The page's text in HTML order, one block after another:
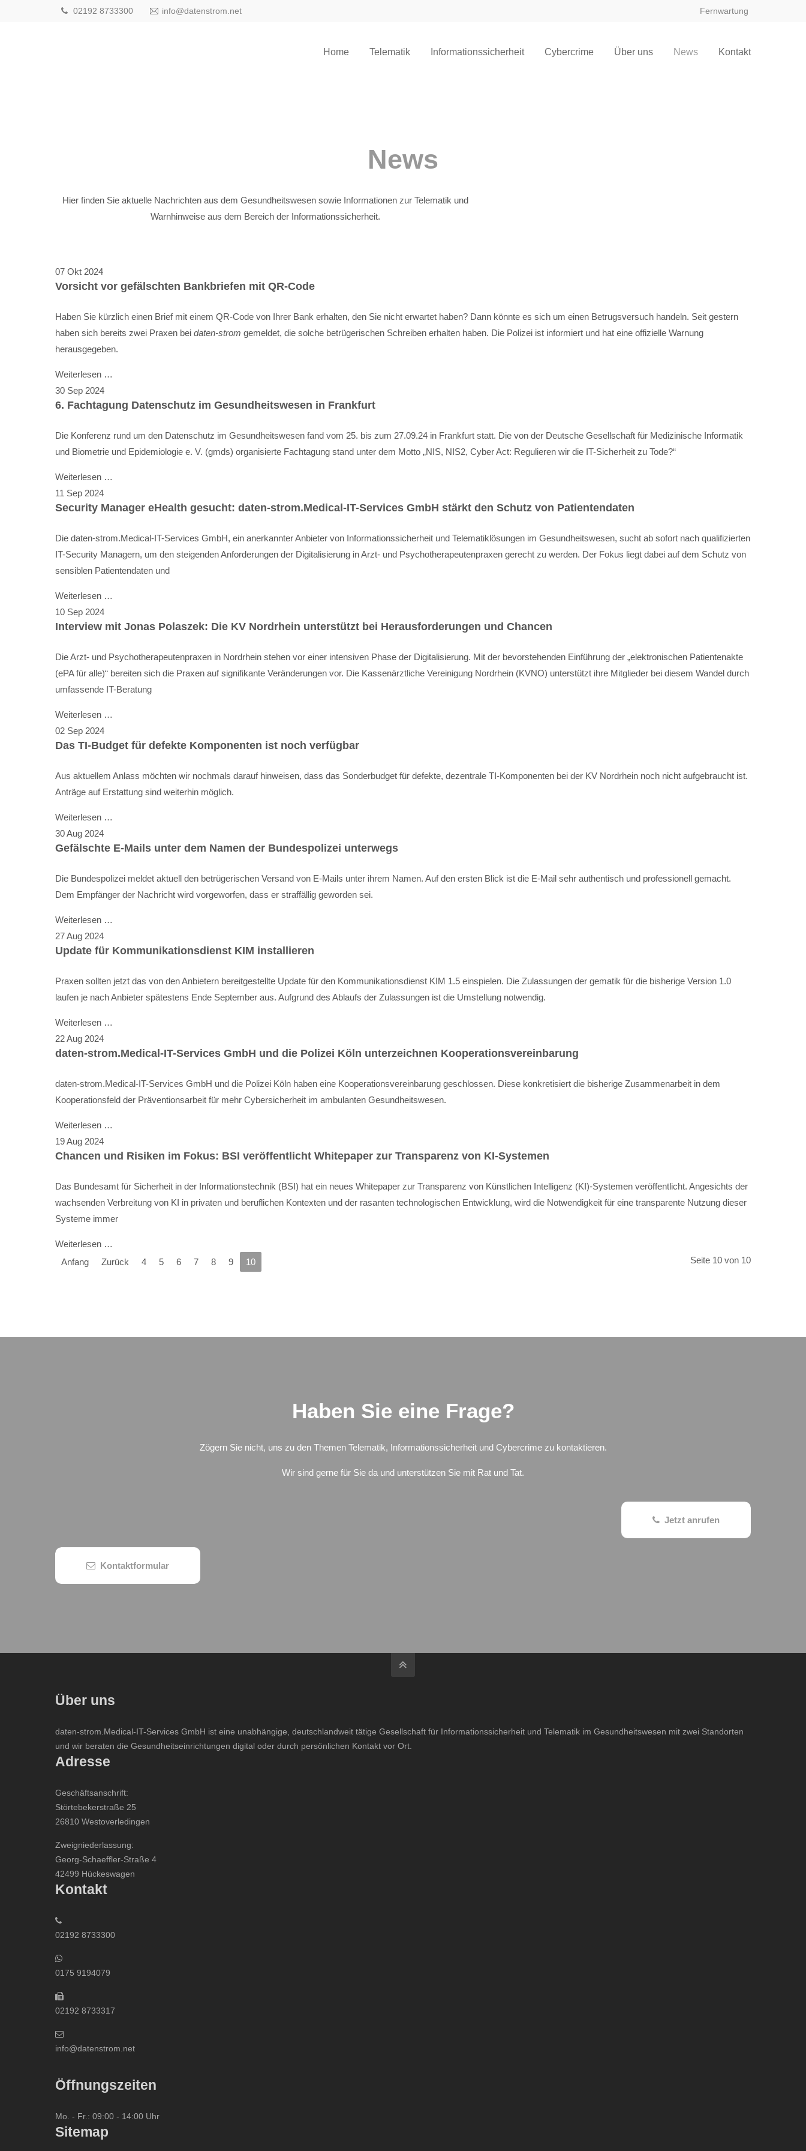
02192 8733300 info@datenstrom.net Fernwartung
Home Telematik Informationssicherheit Cybercrime Über uns News Kontakt
News
Hier finden Sie aktuelle Nachrichten aus dem Gesundheitswesen sowie Informationen zur Telematik und
Warnhinweise aus dem Bereich der Informationssicherheit.
07 Okt 2024
Vorsicht vor gefälschten Bankbriefen mit QR-Code
Haben Sie kürzlich einen Brief mit einem QR-Code von Ihrer Bank erhalten, den Sie nicht erwartet haben? Dann könnte es sich um einen Betrugsversuch handeln. Seit gestern
haben sich bereits zwei Praxen bei daten-strom gemeldet, die solche betrügerischen Schreiben erhalten haben. Die Polizei ist informiert und hat eine offizielle Warnung
herausgegeben.
Weiterlesen …
30 Sep 2024
6. Fachtagung Datenschutz im Gesundheitswesen in Frankfurt
Die Konferenz rund um den Datenschutz im Gesundheitswesen fand vom 25. bis zum 27.09.24 in Frankfurt statt. Die von der Deutsche Gesellschaft für Medizinische Informatik
und Biometrie und Epidemiologie e. V. (gmds) organisierte Fachtagung stand unter dem Motto „NIS, NIS2, Cyber Act: Regulieren wir die IT-Sicherheit zu Tode?“
Weiterlesen …
11 Sep 2024
Security Manager eHealth gesucht: daten-strom.Medical-IT-Services GmbH stärkt den Schutz von Patientendaten
Die daten-strom.Medical-IT-Services GmbH, ein anerkannter Anbieter von Informationssicherheit und Telematiklösungen im Gesundheitswesen, sucht ab sofort nach qualifizierten
IT-Security Managern, um den steigenden Anforderungen der Digitalisierung in Arzt- und Psychotherapeutenpraxen gerecht zu werden. Der Fokus liegt dabei auf dem Schutz von
sensiblen Patientendaten und
Weiterlesen …
10 Sep 2024
Interview mit Jonas Polaszek: Die KV Nordrhein unterstützt bei Herausforderungen und Chancen
Die Arzt- und Psychotherapeutenpraxen in Nordrhein stehen vor einer intensiven Phase der Digitalisierung. Mit der bevorstehenden Einführung der „elektronischen Patientenakte
(ePA für alle)“ bereiten sich die Praxen auf signifikante Veränderungen vor. Die Kassenärztliche Vereinigung Nordrhein (KVNO) unterstützt ihre Mitglieder bei diesem Wandel durch
umfassende IT-Beratung
Weiterlesen …
02 Sep 2024
Das TI-Budget für defekte Komponenten ist noch verfügbar
Aus aktuellem Anlass möchten wir nochmals darauf hinweisen, dass das Sonderbudget für defekte, dezentrale TI-Komponenten bei der KV Nordrhein noch nicht aufgebraucht ist.
Anträge auf Erstattung sind weiterhin möglich.
Weiterlesen …
30Aug 2024
Gefälschte E-Mails unter dem Namen der Bundespolizei unterwegs
Die Bundespolizei meldet aktuell den betrügerischen Versand von E-Mails unter ihrem Namen. Auf den ersten Blick ist die E-Mail sehr authentisch und professionell gemacht.
Dem Empfänger der Nachricht wird vorgeworfen, dass er straffällig geworden sei.
Weiterlesen …
27Aug 2024
Update für Kommunikationsdienst KIM installieren
Praxen sollten jetzt das von den Anbietern bereitgestellte Update für den Kommunikationsdienst KIM 1.5 einspielen. Die Zulassungen der gematik für die bisherige Version 1.0
laufen je nach Anbieter spätestens Ende September aus. Aufgrund des Ablaufs der Zulassungen ist die Umstellung notwendig.
Weiterlesen …
22Aug 2024
daten-strom.Medical-IT-Services GmbH und die Polizei Köln unterzeichnen Kooperationsvereinbarung
daten-strom.Medical-IT-Services GmbH und die Polizei Köln haben eine Kooperationsvereinbarung geschlossen. Diese konkretisiert die bisherige Zusammenarbeit in dem
Kooperationsfeld der Präventionsarbeit für mehr Cybersicherheit im ambulanten Gesundheitswesen.
Weiterlesen …
19Aug 2024
Chancen und Risiken im Fokus: BSI veröffentlicht Whitepaper zur Transparenz von KI-Systemen
Das Bundesamt für Sicherheit in der Informationstechnik (BSI) hat ein neues Whitepaper zur Transparenz von Künstlichen Intelligenz (KI)-Systemen veröffentlicht. Angesichts der
wachsenden Verbreitung von KI in privaten und beruflichen Kontexten und der rasanten technologischen Entwicklung, wird die Notwendigkeit für eine transparente Nutzung dieser
Systeme immer
Weiterlesen …
Seite 10 von 10
Anfang Zurück 4 5 6 7 8 9 10
Haben Sie eine Frage?
Zögern Sie nicht, uns zu den Themen Telematik, Informationssicherheit und Cybercrime zu kontaktieren.
Wir sind gerne für Sie da und unterstützen Sie mit Rat und Tat.
Jetzt anrufen
Kontaktformular
Über uns
daten-strom.Medical-IT-Services GmbH ist eine unabhängige, deutschlandweit tätige Gesellschaft für Informationssicherheit und Telematik im Gesundheitswesen mit zwei Standorten
und wir beraten die Gesundheitseinrichtungen digital oder durch persönlichen Kontakt vor Ort.
Adresse
Geschäftsanschrift:
Störtebekerstraße 25
26810 Westoverledingen
Zweigniederlassung:
Georg-Schaeffler-Straße 4
42499 Hückeswagen
Kontakt
02192 8733300
0175 9194079
02192 8733317
info@datenstrom.net
Öffnungszeiten
Mo. - Fr.: 09:00 - 14:00 Uhr
Sitemap